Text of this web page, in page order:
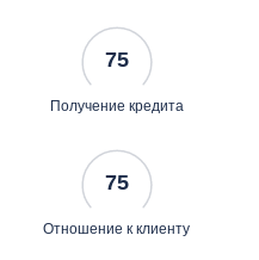
бесплатная страховка при
000 долл.
75
Получение кредита
75
Отношение к клиенту